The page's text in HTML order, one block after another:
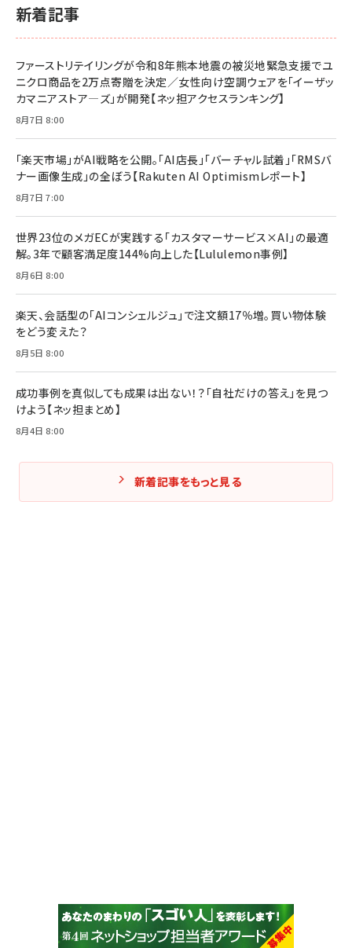
￥1,815
マーケティングの真実 P&G・グリコで学んだ失敗
￥2,200
anan(アンアン)2026/07/08号 No.2502[2026
年後半、あなたの恋と運命／山田涼介]
￥880
ママ投資家が育休中に１億貯めた株式投資
￥1,870
￥1,980
￥2,750
フィードバック経営 「沈黙の組織」から「高め合う
Amazonランキングをもっと見る
新着記事
ファーストリテイリングが令和8年熊本地震の被災地緊急支援でユ
ニクロ商品を2万点寄贈を決定／女性向け空調ウェアを「イーザッ
カマニアストア―ズ」が開発【ネッ担アクセスランキング】
8月7日 8:00
「楽天市場」がAI戦略を公開。「AI店長」「バーチャル試着」「RMSバ
ナー画像生成」の全ぼう【Rakuten AI Optimismレポート】
8月7日 7:00
世界23位のメガECが実践する「カスタマーサービス×AI」の最適
解。3年で顧客満足度144%向上した【Lululemon事例】
8月6日 8:00
楽天、会話型の「AIコンシェルジュ」で注文額17％増。買い物体験
をどう変えた？
8月5日 8:00
成功事例を真似しても成果は出ない！？「自社だけの答え」を見つ
けよう【ネッ担まとめ】
8月4日 8:00
新着記事をもっと見る